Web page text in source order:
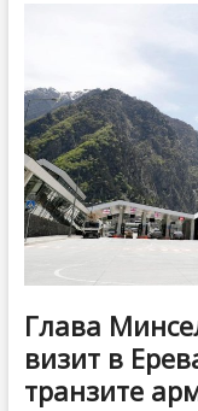
Глава
визит в
транзите